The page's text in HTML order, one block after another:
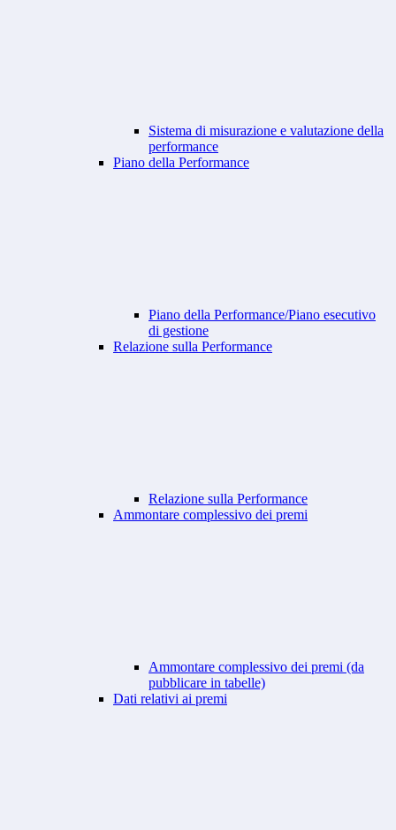
Sistema di misurazione e valutazione della
performance
Piano della Performance
Piano della Performance/Piano esecutivo
di gestione
Relazione sulla Performance
Relazione sulla Performance
Ammontare complessivo dei premi
Ammontare complessivo dei premi (da
pubblicare in tabelle)
Dati relativi ai premi